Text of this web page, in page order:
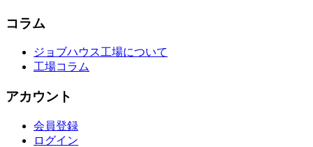
コラム
ジョブハウス工場について
工場コラム
アカウント
会員登録
ログイン